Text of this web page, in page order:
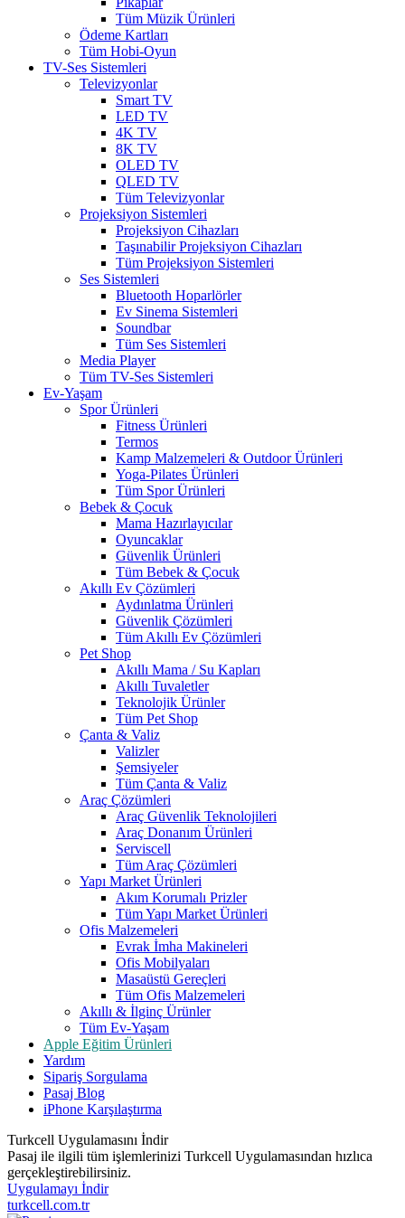
Tüm Müzik Ürünleri
Ödeme Kartları
Tüm Hobi-Oyun
TV-Ses Sistemleri
Televizyonlar
Smart TV
LED TV
4K TV
8K TV
OLED TV
QLED TV
Tüm Televizyonlar
Projeksiyon Sistemleri
Projeksiyon Cihazları
Taşınabilir Projeksiyon Cihazları
Tüm Projeksiyon Sistemleri
Ses Sistemleri
Bluetooth Hoparlörler
Ev Sinema Sistemleri
Soundbar
Tüm Ses Sistemleri
Media Player
Tüm TV-Ses Sistemleri
Ev-Yaşam
Spor Ürünleri
Fitness Ürünleri
Termos
Kamp Malzemeleri & Outdoor Ürünleri
Yoga-Pilates Ürünleri
Tüm Spor Ürünleri
Bebek & Çocuk
Mama Hazırlayıcılar
Oyuncaklar
Güvenlik Ürünleri
Tüm Bebek & Çocuk
Akıllı Ev Çözümleri
Aydınlatma Ürünleri
Güvenlik Çözümleri
Tüm Akıllı Ev Çözümleri
Pet Shop
Akıllı Mama / Su Kapları
Akıllı Tuvaletler
Teknolojik Ürünler
Tüm Pet Shop
Çanta & Valiz
Valizler
Şemsiyeler
Tüm Çanta & Valiz
Araç Çözümleri
Araç Güvenlik Teknolojileri
Araç Donanım Ürünleri
Serviscell
Tüm Araç Çözümleri
Yapı Market Ürünleri
Akım Korumalı Prizler
Tüm Yapı Market Ürünleri
Ofis Malzemeleri
Evrak İmha Makineleri
Ofis Mobilyaları
Masaüstü Gereçleri
Tüm Ofis Malzemeleri
Akıllı & İlginç Ürünler
Tüm Ev-Yaşam
Apple Eğitim Ürünleri
Yardım
Sipariş Sorgulama
Pasaj Blog
iPhone Karşılaştırma
Turkcell Uygulamasını İndir
Pasaj ile ilgili tüm işlemlerinizi Turkcell Uygulamasından hızlıca
gerçekleştirebilirsiniz.
Uygulamayı İndir
turkcell.com.tr